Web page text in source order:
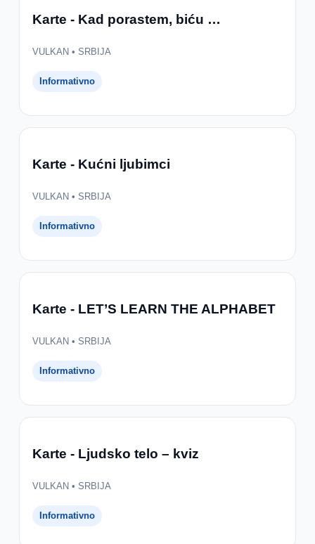
Karte - Kad porastem, biću …
VULKAN • SRBIJA
Informativno
Karte - Kućni ljubimci
VULKAN • SRBIJA
Informativno
Karte - LET’S LEARN THE ALPHABET
VULKAN • SRBIJA
Informativno
Karte - Ljudsko telo – kviz
VULKAN • SRBIJA
Informativno